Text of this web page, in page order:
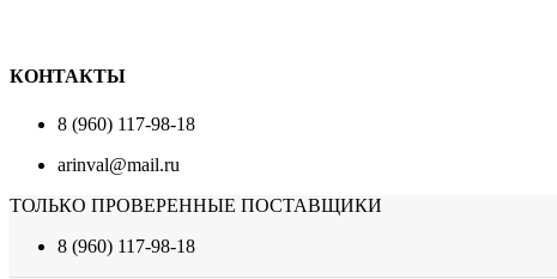
КОНТАКТЫ
8 (960) 117-98-18
arinval@mail.ru
ТОЛЬКО ПРОВЕРЕННЫЕ ПОСТАВЩИКИ
8 (960) 117-98-18